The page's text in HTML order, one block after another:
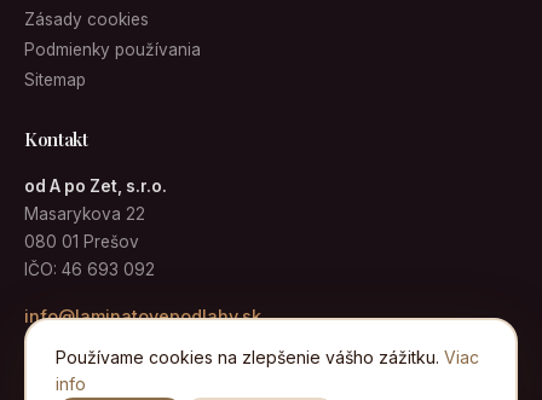
Používame cookies na zlepšenie vášho zážitku. Viac
info
Zásady cookies
Podmienky používania
Sitemap
Kontakt
od A po Zet, s.r.o.
Masarykova 22
080 01 Prešov
IČO: 46 693 092
info@laminatovepodlahy.sk